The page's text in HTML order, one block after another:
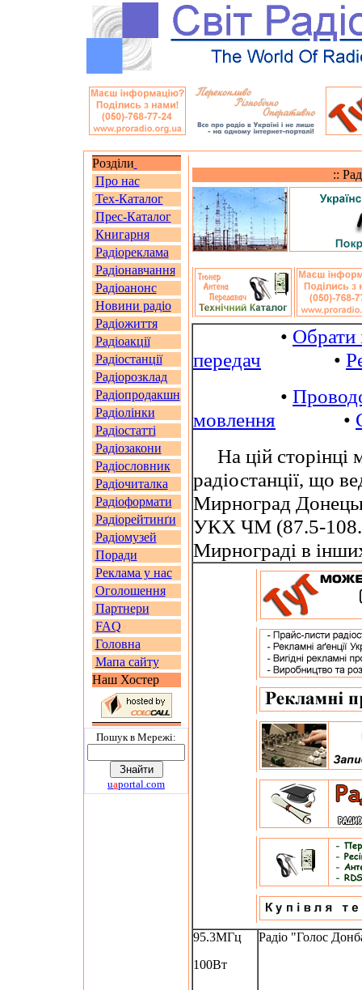
Розділи
Про нас
Тех-Каталог
Прес-Каталог
Книгарня
Радіореклама
Радіонавчання
Радіоанонс
Новини радіо
Радіожиття
Радіоакції
Радіостанції
Радіорозклад
Радіопродакшн
Радіолінки
Радіостатті
Радіозакони
Радіословник
Радіочиталка
Радіоформати
Радіорейтинґи
Радіомузей
Поради
Реклама у нас
Оголошення
Партнери
FAQ
Головна
Мапа сайту
Наш Хостер
Пошук в Мережi:
uaportal.com
::
• Обрати
передач •
•
мовлення •
На цій сторінці
радіостанції, що
Мирноград
УКХ ЧМ (87.5-
Мирнограді в
95.3МГц
100Вт
Радіо "Голос